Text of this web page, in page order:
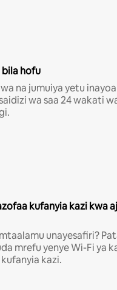
bila hofu
na jumuiya yetu
wa saa 24 wakati
kufanyia kazi kwa
unayesafiri?
mrefu yenye Wi-Fi ya
kazi.